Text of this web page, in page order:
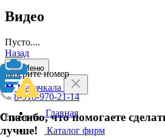
Видео
Пусто....
Назад
Выберите номер
8-918-970-21-14
Отменить
Спасибо, что помогаете
лучше!
Меню
Махачкала
Главная
Каталог фирм